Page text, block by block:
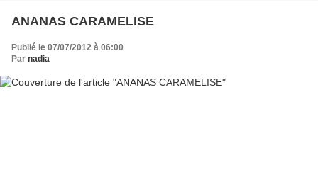
ANANAS CARAMELISE
Publié le 07/07/2012 à 06:00
Par nadia